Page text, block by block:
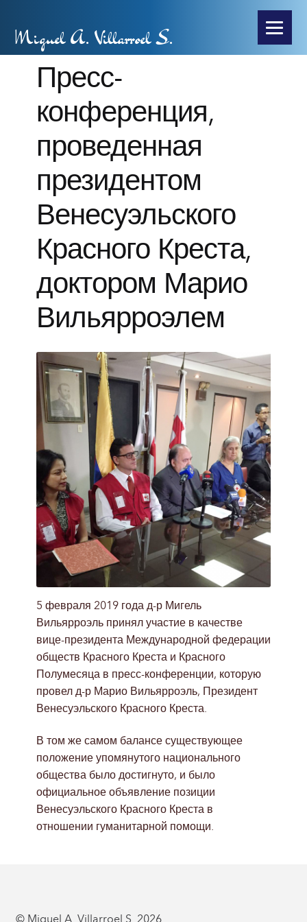
Miguel A. Villarroel S.
Пресс-
конференция,
проведенная
президентом
Венесуэльского
Красного Креста,
доктором Марио
Вильярроэлем
5 февраля 2019 года д-р Мигель
Вильярроэль принял участие в качестве
вице-президента Международной федерации
обществ Красного Креста и Красного
Полумесяца в пресс-конференции, которую
провел д-р Марио Вильярроэль, Президент
Венесуэльского Красного Креста.
В том же самом балансе существующее
положение упомянутого национального
общества было достигнуто, и было
официальное объявление позиции
Венесуэльского Красного Креста в
отношении гуманитарной помощи.
© Miguel A. Villarroel S. 2026